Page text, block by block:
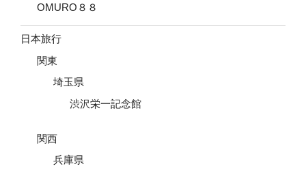
OMURO８８
日本旅行
関東
埼玉県
渋沢栄一記念館
関西
兵庫県